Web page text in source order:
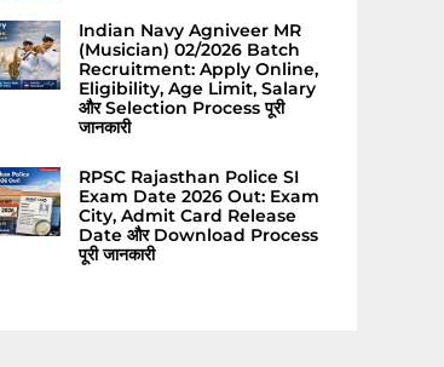
Indian Navy Agniveer MR
(Musician) 02/2026 Batch
Recruitment: Apply Online,
Eligibility, Age Limit, Salary
और Selection Process पूरी
जानकारी
RPSC Rajasthan Police SI
Exam Date 2026 Out: Exam
City, Admit Card Release
Date और Download Process
पूरी जानकारी